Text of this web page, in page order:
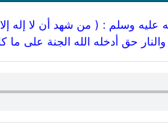
وسلم : ( من شهد أن لا إله إلا
حق أدخله الله الجنة على